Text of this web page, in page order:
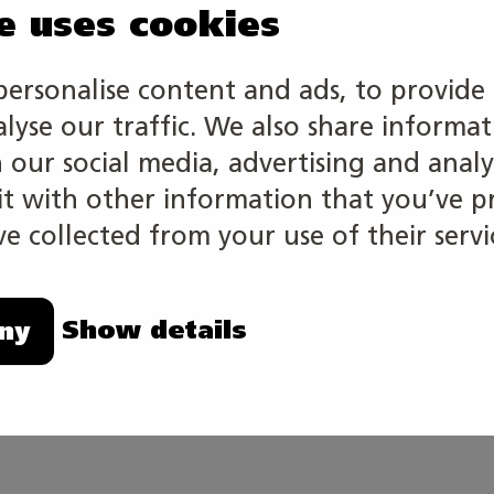
uses cookies
content and ads, to provide
our traffic. We also share
social media, advertising and
with other information that you’ve
collected from your use of their
Show details
en kombinerad kaross- och
finns runt om i Finland.
från måndag till fredag
sig på:
inom fordonsbranschen.